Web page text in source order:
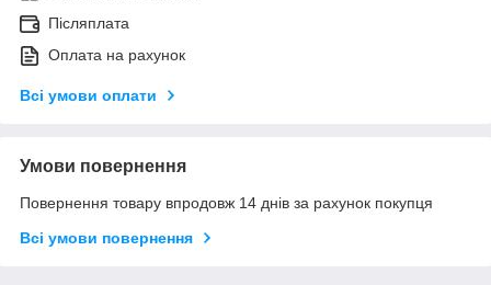
Післяплата
Оплата на рахунок
Всі умови оплати
Умови повернення
Повернення товару впродовж 14 днів за рахунок покупця
Всі умови повернення